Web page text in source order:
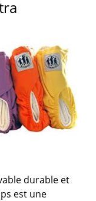
durable et
est une